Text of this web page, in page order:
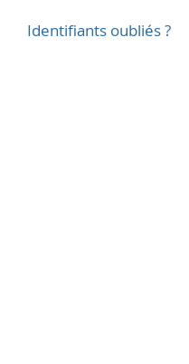
Identifiants oubliés ?